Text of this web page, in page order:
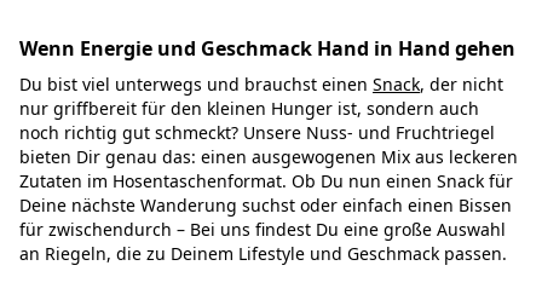
Wenn Energie und Geschmack Hand in Hand gehen
Du bist viel unterwegs und brauchst einen Snack, der nicht
nur griffbereit für den kleinen Hunger ist, sondern auch
noch richtig gut schmeckt? Unsere Nuss- und Fruchtriegel
bieten Dir genau das: einen ausgewogenen Mix aus leckeren
Zutaten im Hosentaschenformat. Ob Du nun einen Snack für
Deine nächste Wanderung suchst oder einfach einen Bissen
für zwischendurch – Bei uns findest Du eine große Auswahl
an Riegeln, die zu Deinem Lifestyle und Geschmack passen.